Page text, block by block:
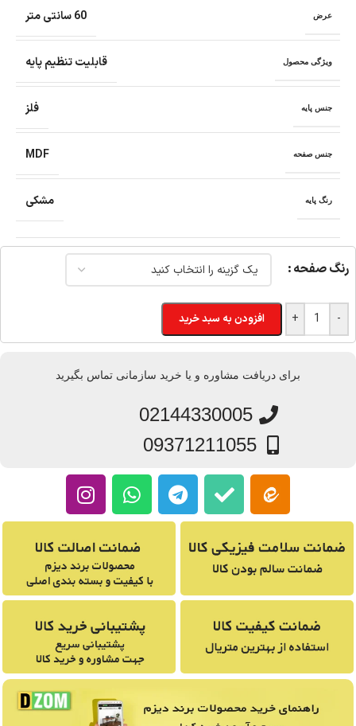
عرض 60 سانتی متر
ویژگی محصول قابلیت تنظیم پایه
جنس پایه فلز
جنس صفحه MDF
رنگ پایه مشکی
رنگ صفحه
-
+ افزودن به سبد خرید
برای دریافت مشاوره و یا خرید سازمانی تماس بگیرید
02144330005
09371211055